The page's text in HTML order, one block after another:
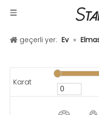
geçerli yer: Ev »
Karat